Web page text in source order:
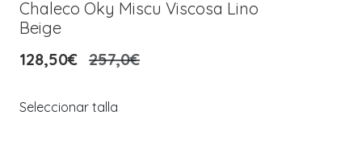
Chaleco Oky Miscu Viscosa Lino
Beige
128,50€ 257,0€
Seleccionar talla